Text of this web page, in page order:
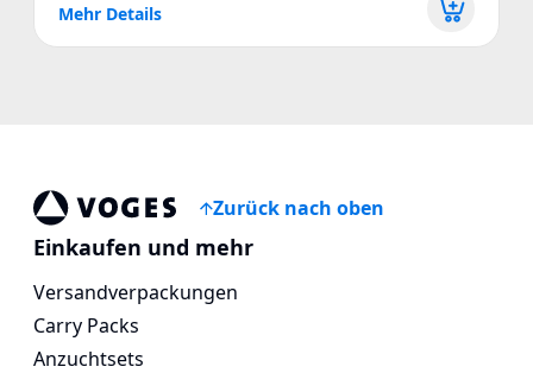
Mehr Details
Voges Online Store
Zurück nach oben
Einkaufen und mehr
Versandverpackungen
Carry Packs
Anzuchtsets